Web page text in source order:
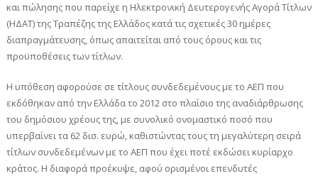
και πώλησης που παρείχε η Ηλεκτρονική Δευτερογενής Αγορά Τίτλων
(ΗΔΑΤ) της Τραπέζης της Ελλάδος κατά τις σχετικές 30 ημέρες
διαπραγμάτευσης, όπως απαιτείται από τους όρους και τις
προϋποθέσεις των τίτλων.
Η υπόθεση αφορούσε σε τίτλους συνδεδεμένους με το ΑΕΠ που
εκδόθηκαν από την Ελλάδα το 2012 στο πλαίσιο της αναδιάρθρωσης
του δημόσιου χρέους της, με συνολικό ονομαστικό ποσό που
υπερβαίνει τα 62 δισ. ευρώ, καθιστώντας τους τη μεγαλύτερη σειρά
τίτλων συνδεδεμένων με το ΑΕΠ που έχει ποτέ εκδώσει κυρίαρχο
κράτος. Η διαφορά προέκυψε, αφού ορισμένοι επενδυτές